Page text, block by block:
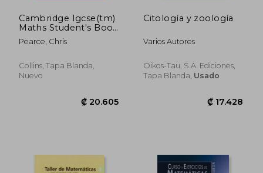
Cambridge Igcse(tm)
Maths Student's Book
(en Inglés)
Pearce, Chris
Collins, Tapa Blanda,
Nuevo
Citología y zoología
Varios Autores
Oikos-Tau, S.a. Ediciones,
Tapa Blanda, Usado